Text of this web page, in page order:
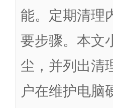
能。定期清理
要步骤。本文
尘，并列出清
户在维护电脑